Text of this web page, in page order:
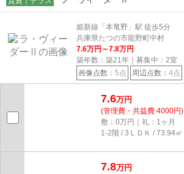
姫新線「本竜野」駅 徒歩5分
兵庫県たつの市龍野町中村
7.6万円～7.8万円
築年数：築21年｜募集中： 2室
画像点数： 5点 周辺点数： 4点
7.6万円
(管理費・共益費 4000円)
敷：0万円｜礼：1ヶ月
1-2階 / 3ＬＤＫ / 73.94㎡
7.8万円